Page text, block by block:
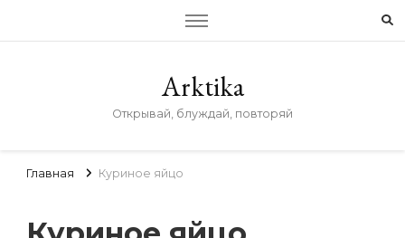
Arktika
Открывай, блуждай, повторяй
Главная Куриное яйцо